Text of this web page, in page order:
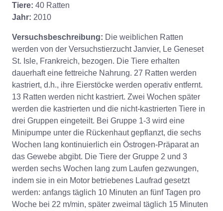
Tiere: 40 Ratten
Jahr: 2010
Versuchsbeschreibung: Die weiblichen Ratten
werden von der Versuchstierzucht Janvier, Le Geneset
St. Isle, Frankreich, bezogen. Die Tiere erhalten
dauerhaft eine fettreiche Nahrung. 27 Ratten werden
kastriert, d.h., ihre Eierstöcke werden operativ entfernt.
13 Ratten werden nicht kastriert. Zwei Wochen später
werden die kastrierten und die nicht-kastrierten Tiere in
drei Gruppen eingeteilt. Bei Gruppe 1-3 wird eine
Minipumpe unter die Rückenhaut gepflanzt, die sechs
Wochen lang kontinuierlich ein Östrogen-Präparat an
das Gewebe abgibt. Die Tiere der Gruppe 2 und 3
werden sechs Wochen lang zum Laufen gezwungen,
indem sie in ein Motor betriebenes Laufrad gesetzt
werden: anfangs täglich 10 Minuten an fünf Tagen pro
Woche bei 22 m/min, später zweimal täglich 15 Minuten